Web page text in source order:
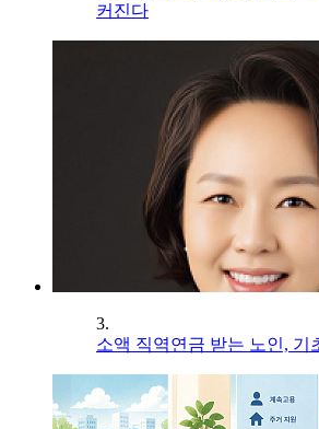
커진다
3.
소액 직역연금 받는 노인, 기